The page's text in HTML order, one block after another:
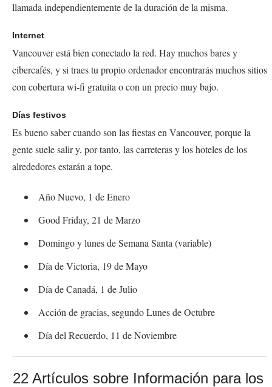
llamada independientemente de la duración de la misma.
Internet
Vancouver está bien conectado la red. Hay muchos bares y
cibercafés, y si traes tu propio ordenador encontrarás muchos sitios
con cobertura wi-fi gratuita o con un precio muy bajo.
Días festivos
Es bueno saber cuando son las fiestas en Vancouver, porque la
gente suele salir y, por tanto, las carreteras y los hoteles de los
alrededores estarán a tope.
Año Nuevo, 1 de Enero
Good Friday, 21 de Marzo
Domingo y lunes de Semana Santa (variable)
Día de Victoria, 19 de Mayo
Día de Canadá, 1 de Julio
Acción de gracias, segundo Lunes de Octubre
Día del Recuerdo, 11 de Noviembre
22 Artículos sobre Información para los